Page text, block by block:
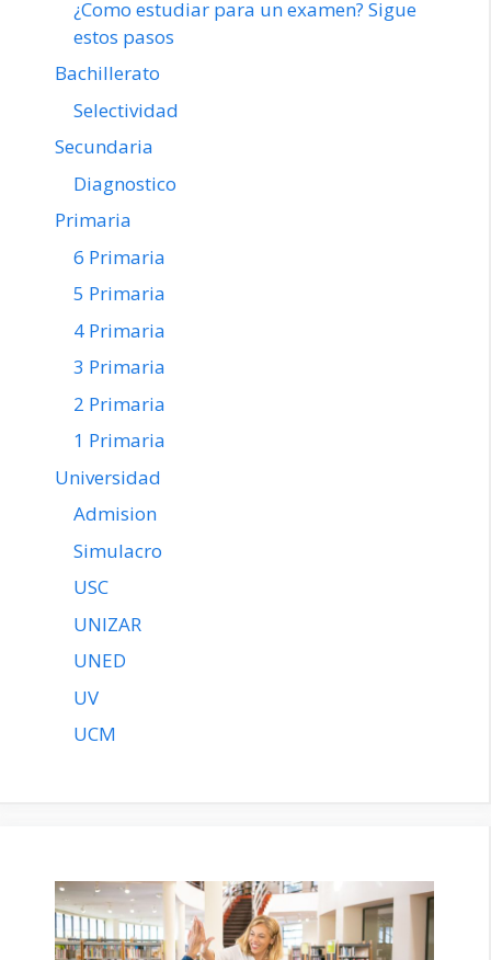
¿Como estudiar para un examen? Sigue
estos pasos
Bachillerato
Selectividad
Secundaria
Diagnostico
Primaria
6 Primaria
5 Primaria
4 Primaria
3 Primaria
2 Primaria
1 Primaria
Universidad
Admision
Simulacro
USC
UNIZAR
UNED
UV
UCM